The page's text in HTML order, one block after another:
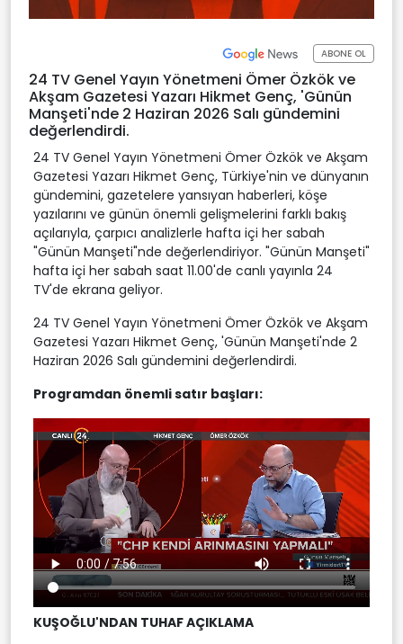
ABONE OL
24 TV Genel Yayın Yönetmeni Ömer Özkök ve
Akşam Gazetesi Yazarı Hikmet Genç, 'Günün
Manşeti'nde 2 Haziran 2026 Salı gündemini
değerlendirdi.
24 TV Genel Yayın Yönetmeni Ömer Özkök ve Akşam
Gazetesi Yazarı Hikmet Genç, Türkiye'nin ve dünyanın
gündemini, gazetelere yansıyan haberleri, köşe
yazılarını ve günün önemli gelişmelerini farklı bakış
açılarıyla, çarpıcı analizlerle hafta içi her sabah
"Günün Manşeti"nde değerlendiriyor. "Günün Manşeti"
hafta içi her sabah saat 11.00'de canlı yayınla 24
TV'de ekrana geliyor.
24 TV Genel Yayın Yönetmeni Ömer Özkök ve Akşam
Gazetesi Yazarı Hikmet Genç, 'Günün Manşeti'nde 2
Haziran 2026 Salı gündemini değerlendirdi.
Programdan önemli satır başları:
KUŞOĞLU'NDAN TUHAF AÇIKLAMA